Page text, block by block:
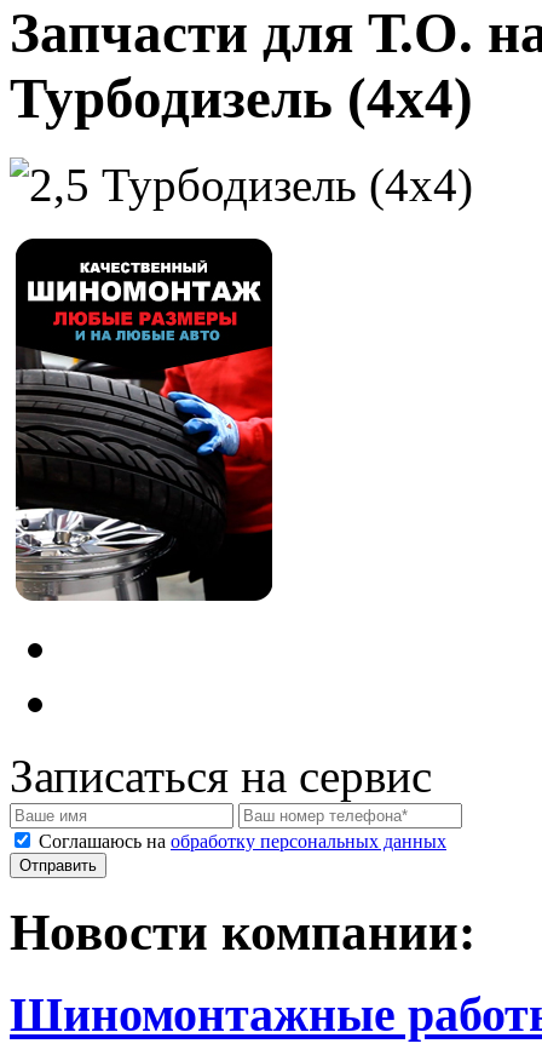
Запчасти для Т.О.
Турбодизель (4x4)
Записаться на сервис
Соглашаюсь на обработку персональных данных
Новости компании:
Шиномонтажные